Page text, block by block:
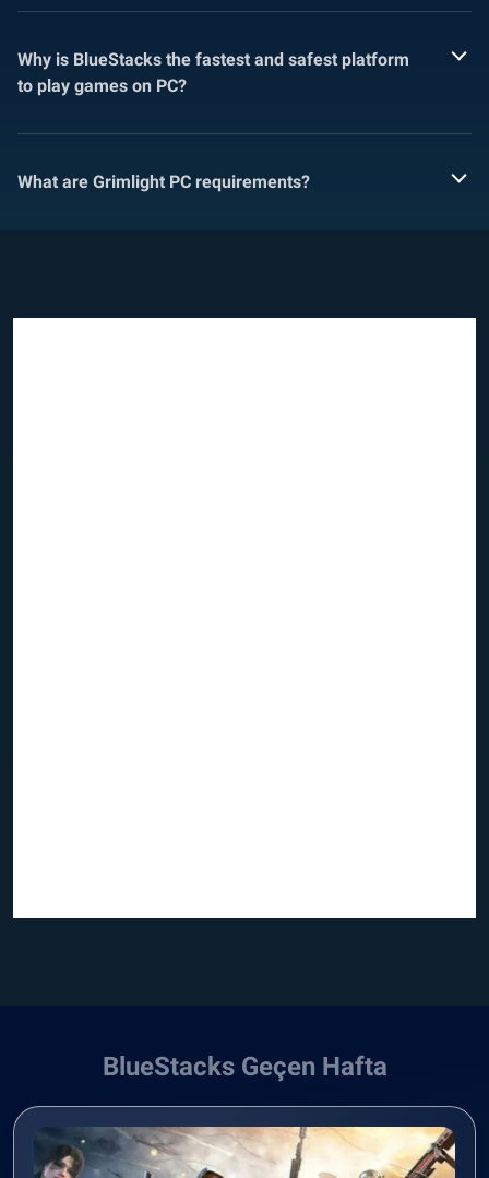
Why is BlueStacks the fastest and safest platform
to play games on PC?
What are Grimlight PC requirements?
BlueStacks Geçen Hafta